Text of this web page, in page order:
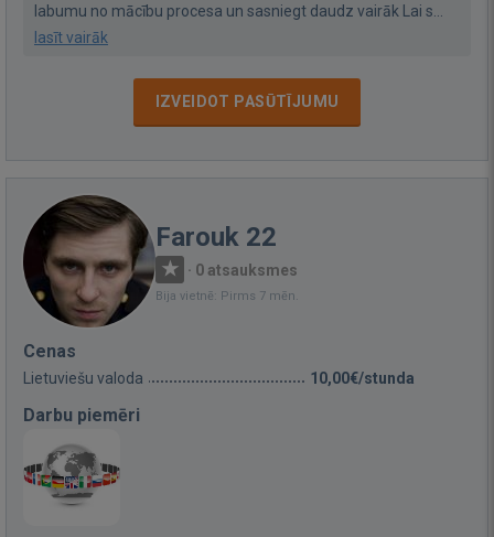
labumu no mācību procesa un sasniegt daudz vairāk Lai s...
lasīt vairāk
IZVEIDOT PASŪTĪJUMU
Farouk 22
· 0 atsauksmes
Bija vietnē: Pirms 7 mēn.
Cenas
Lietuviešu valoda 10,00€/stunda
Darbu piemēri